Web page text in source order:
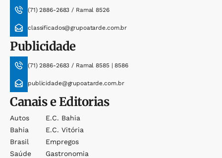
(71) 2886-2683 / Ramal 8526
classificados@grupoatarde.com.br
Publicidade
(71) 2886-2683 / Ramal 8585 | 8586
publicidade@grupoatarde.com.br
Canais e Editorias
Autos
Bahia
Brasil
Saúde
E.c. Bahia
E.c. Vitória
Empregos
Gastronomia